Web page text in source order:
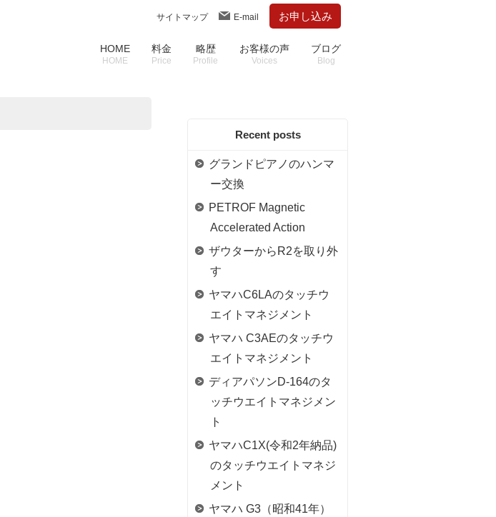
サイトマップ E-mail お申し込み
HOME
HOME
料金
Price
略歴
Profile
お客様の声
Voices
ブログ
Blog
Recent posts
グランドピアノのハンマ
ー交換
PETROF Magnetic
Accelerated Action
ザウターからR2を取り外
す
ヤマハC6LAのタッチウ
エイトマネジメント
ヤマハ C3AEのタッチウ
エイトマネジメント
ディアパソンD-164のタ
ッチウエイトマネジメン
ト
ヤマハC1X(令和2年納品)
のタッチウエイトマネジ
メント
ヤマハ G3（昭和41年）